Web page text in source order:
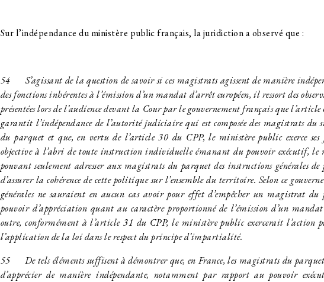
Sur l’indépendance du ministère public français, la juridiction a observé que :
54 S’agissant de la question de savoir si ces magistrats agissent de manière
des fonctions inhérentes à l’émission d’un mandat d’arrêt européen, il ressort des
présentées lors de l’audience devant la Cour par le gouvernement français que
garantit l’indépendance de l’autorité judiciaire qui est composée des magistrats du
du parquet et que, en vertu de l’article 30 du CPP, le ministère public exerce ses
objective à l’abri de toute instruction individuelle émanant du pouvoir exécutif, le
pouvant seulement adresser aux magistrats du parquet des instructions générales
d’assurer la cohérence de cette politique sur l’ensemble du territoire. Selon ce
générales ne sauraient en aucun cas avoir pour effet d’empêcher un magistrat du
pouvoir d’appréciation quant au caractère proportionné de l’émission d’un
outre, conformément à l’article 31 du CPP, le ministère public exercerait l’action
l’application de la loi dans le respect du principe d’impartialité.
55 De tels éléments suffisent à démontrer que, en France, les magistrats du
d’apprécier de manière indépendante, notamment par rapport au pouvoir